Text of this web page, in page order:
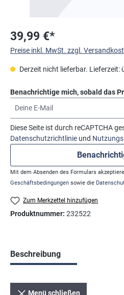
39,99 €*
Preise inkl. MwSt. zzgl.
Derzeit nicht lieferbar. Lieferzeit:
Benachrichtige mich, sobald das
Diese Seite ist durch reCAPTCHA
Datenschutzrichtlinie und
Mit dem Absenden des Formulars
Geschäftsbedingungen sowie die
Zum Merkzettel hinzufügen
Produktnummer: 232522
Beschreibung
Menü schließen